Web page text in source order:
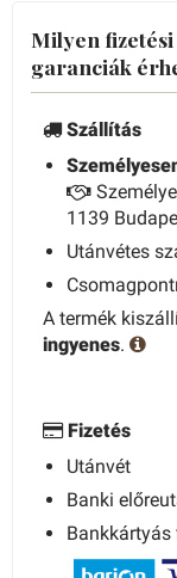
Milyen
garanciák
Szállítás
1139
Utánvétes
A termék
ingyenes.
Fizetés
Utánvét
Banki
Bankkártyás